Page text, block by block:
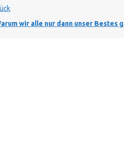
wir alle nur dann unser Bestes geben können, wenn wir nicht mehr tolerant sind ?